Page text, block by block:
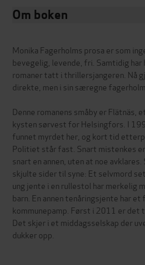
Om boken
Monika Fagerholms prosa er som
bevegelig, levende, fri. Samtidig har
romaner tatt i thrillersjangeren. Nå
direkte, men i sin særegne
Denne romanens småby er Flätnäs,
kysten sørvest for Helsingfors. I
funnet myrdet her, og kort tid
Politiet står fast. Snart mistenkes
snart en annen, uten at noe
skjulte sider til syne: Et selvmord
ung jente i en rullestol har merkelig
barn. En annen tenåringsjente har
kommunepamp. Først i 2011 er det
Det skjer i et middagsselskap der